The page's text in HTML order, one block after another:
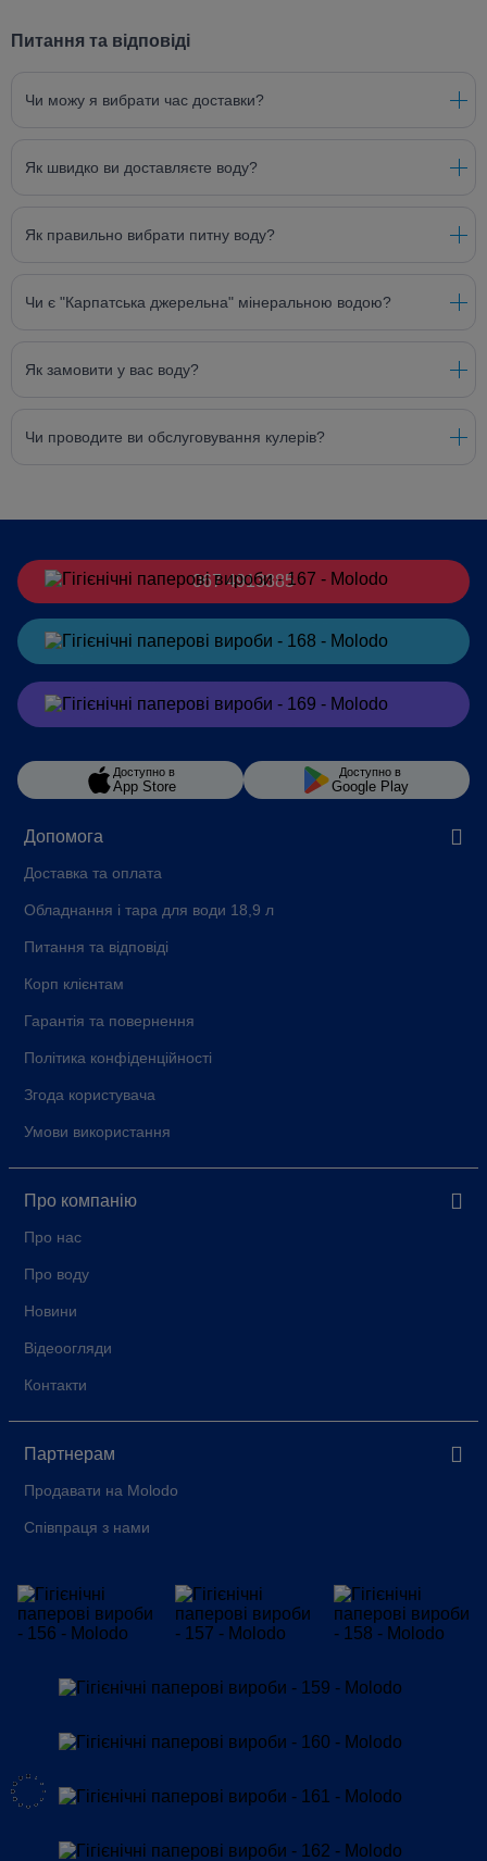
Питання та відповіді
Чи можу я вибрати час доставки?
Як швидко ви доставляєте воду?
Як правильно вибрати питну воду?
Чи є "Карпатська джерельна" мінеральною водою?
Як замовити у вас воду?
Чи проводите ви обслуговування кулерів?
Допомога
Доставка та оплата
Обладнання і тара для води 18,9 л
Питання та відповіді
Корп клієнтам
Гарантія та повернення
Політика конфіденційності
Згода користувача
Умови використання
Про компанію
Про нас
Про воду
Новини
Відеоогляди
Контакти
Партнерам
Продавати на Molodo
Співпраця з нами
067 4913385
Замовитив Telegram
Замовитив Viber
Доступно в
App Store
Доступно в
Google Play